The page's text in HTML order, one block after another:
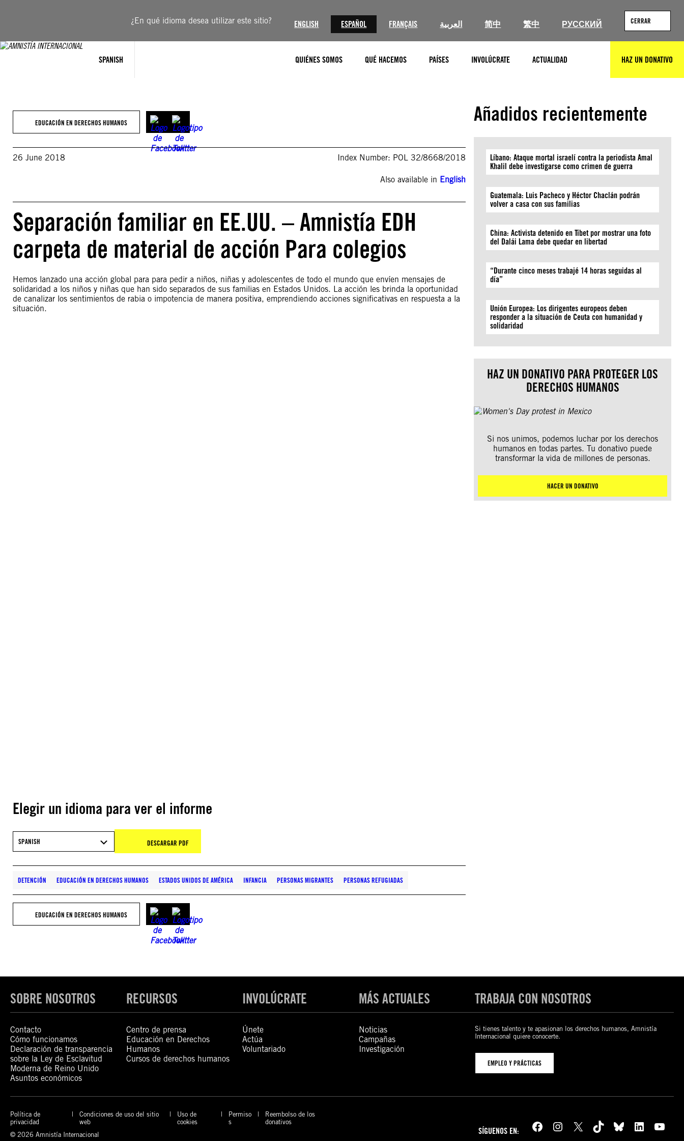
¿En qué idioma desea utilizar este sitio? ENGLISH ESPAÑOL FRANÇAIS العربية 简中 繁中 РУССКИЙ CERRAR
SPANISH QUIÉNES SOMOS QUÉ HACEMOS PAÍSES INVOLÚCRATE ACTUALIDAD HAZ UN DONATIVO
EDUCACIÓN EN DERECHOS HUMANOS
26 June 2018 Index Number: POL 32/8668/2018
Also available in English
Separación familiar en EE.UU. – Amnistía EDH
carpeta de material de acción Para colegios
Hemos lanzado una acción global para para pedir a niños, niñas y adolescentes de todo el mundo que envíen mensajes de
solidaridad a los niños y niñas que han sido separados de sus familias en Estados Unidos. La acción les brinda la oportunidad
de canalizar los sentimientos de rabia o impotencia de manera positiva, emprendiendo acciones significativas en respuesta a la
situación.
Elegir un idioma para ver el informe
SPANISH DESCARGAR PDF
DETENCIÓN EDUCACIÓN EN DERECHOS HUMANOS ESTADOS UNIDOS DE AMÉRICA INFANCIA PERSONAS MIGRANTES PERSONAS REFUGIADAS
EDUCACIÓN EN DERECHOS HUMANOS
Añadidos recientemente
Líbano: Ataque mortal israelí contra la periodista Amal
Khalil debe investigarse como crimen de guerra
Guatemala: Luis Pacheco y Héctor Chaclán podrán
volver a casa con sus familias
China: Activista detenido en Tíbet por mostrar una foto
del Dalái Lama debe quedar en libertad
“Durante cinco meses trabajé 14 horas seguidas al
día”
Unión Europea: Los dirigentes europeos deben
responder a la situación de Ceuta con humanidad y
solidaridad
HAZ UN DONATIVO PARA PROTEGER LOS
DERECHOS HUMANOS
Si nos unimos, podemos luchar por los derechos
humanos en todas partes. Tu donativo puede
transformar la vida de millones de personas.
HACER UN DONATIVO
SOBRE NOSOTROS
Contacto
Cómo funcionamos
Declaración de transparencia
sobre la Ley de Esclavitud
Moderna de Reino Unido
Asuntos económicos
RECURSOS
Centro de prensa
Educación en Derechos
Humanos
Cursos de derechos humanos
INVOLÚCRATE
Únete
Actúa
Voluntariado
MÁS ACTUALES
Noticias
Campañas
Investigación
TRABAJA CON NOSOTROS
Si tienes talento y te apasionan los derechos humanos, Amnistía
Internacional quiere conocerte.
EMPLEO Y PRÁCTICAS
Política de
privacidad
Condiciones de uso del sitio
web
Uso de
cookies
Permiso
s
Reembolso de los
donativos
© 2026 Amnistía Internacional
SÍGUENOS EN: Facebook Instagram X TikTok Bluesky LinkedIn YouTube